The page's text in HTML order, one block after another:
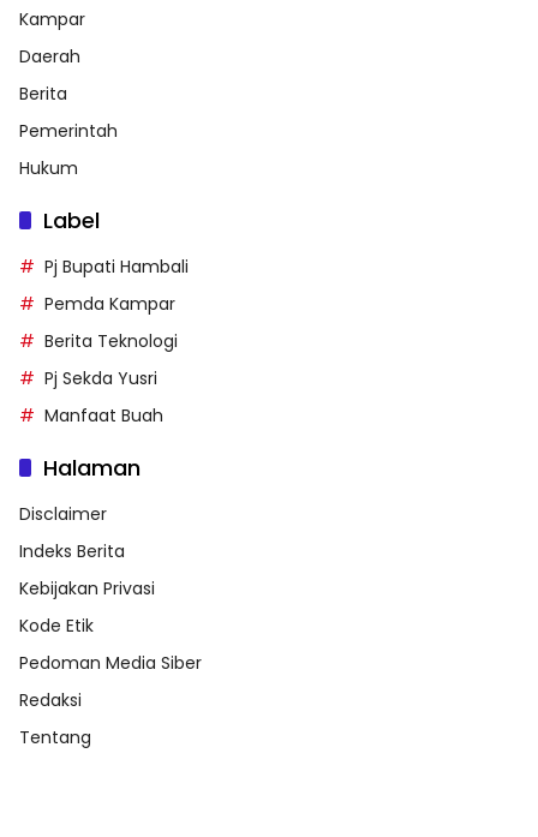
Kampar
Daerah
Berita
Pemerintah
Hukum
Label
Pj Bupati Hambali
Pemda Kampar
Berita Teknologi
Pj Sekda Yusri
Manfaat Buah
Halaman
Disclaimer
Indeks Berita
Kebijakan Privasi
Kode Etik
Pedoman Media Siber
Redaksi
Tentang